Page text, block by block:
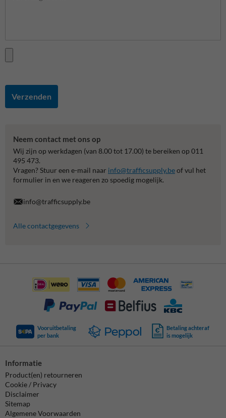
Verzenden
Neem contact met ons op
Wij zijn op werkdagen (van 8.00 tot 17.00) te bereiken op 011
495 473.
Vragen? Stuur een e-mail naar info@trafficsupply.beof vul het
formulier in en we reageren zo spoedig mogelijk.
info@trafficsupply.be
Alle contactgegevens
Vooruitbetaling
per bank
Betaling achteraf
is mogelijk
Informatie
Product(en) retourneren
Cookie / Privacy
Disclaimer
Sitemap
Algemene Voorwaarden